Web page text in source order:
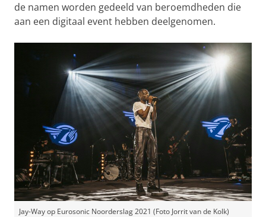
de namen worden gedeeld van beroemdheden die
aan een digitaal event hebben deelgenomen.
Jay-Way op Eurosonic Noorderslag 2021 (Foto Jorrit van de Kolk)